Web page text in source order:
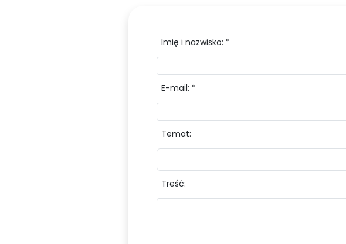
Imię i nazwisko: *
E-mail: *
Temat:
Treść: